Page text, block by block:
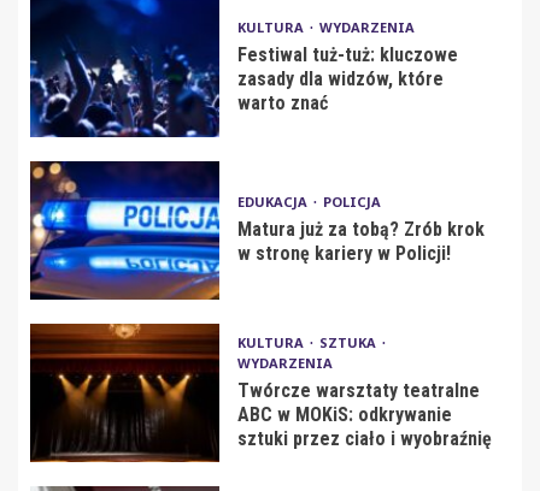
KULTURA WYDARZENIA
Festiwal tuż-tuż: kluczowe
zasady dla widzów, które
warto znać
EDUKACJA POLICJA
Matura już za tobą? Zrób krok
w stronę kariery w Policji!
KULTURA
SZTUKA
WYDARZENIA
Twórcze warsztaty teatralne
ABC w MOKiS: odkrywanie
sztuki przez ciało i wyobraźnię